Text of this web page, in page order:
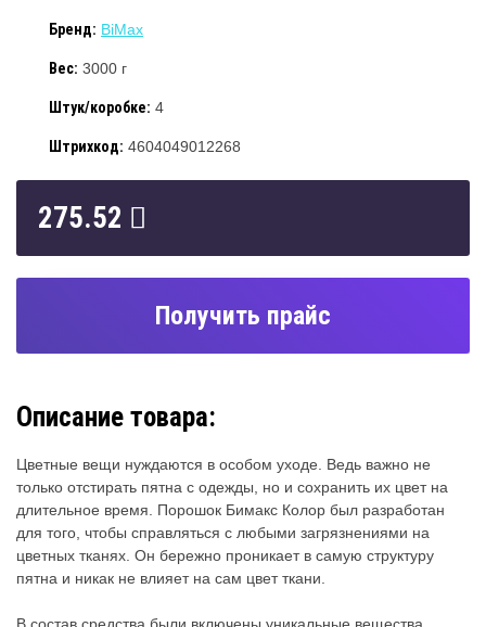
Бренд: BiMax
Вес: 3000 г
Штук/коробке: 4
Штрихкод: 4604049012268
275.52
Получить прайс
Описание товара:
Цветные вещи нуждаются в особом уходе. Ведь важно не
только отстирать пятна с одежды, но и сохранить их цвет на
длительное время. Порошок Бимакс Колор был разработан
для того, чтобы справляться с любыми загрязнениями на
цветных тканях. Он бережно проникает в самую структуру
пятна и никак не влияет на сам цвет ткани.